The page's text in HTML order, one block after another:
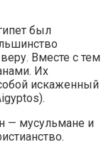
был
Вместе с тем
Их
искаженный
— мусульмане и